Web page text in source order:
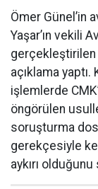
Ömer Günel’in
Yaşar’ın vekili
gerçekleştirilen
açıklama
işlemlerde
öngörülen
soruşturma
gerekçesiyle
aykırı